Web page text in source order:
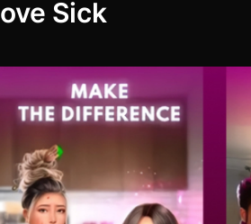
Sick